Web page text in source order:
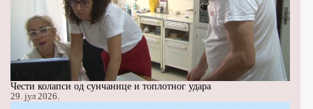
Чести колапси од сунчанице и топлотног удара
29. јул 2026.